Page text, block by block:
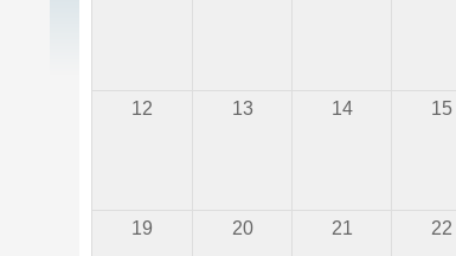
12 13 14 15
19 20 21 22